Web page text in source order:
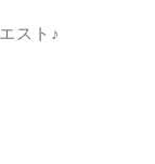
スト♪